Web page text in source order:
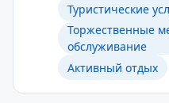
Туристические
Торжественные
обслуживание
Активный отдых